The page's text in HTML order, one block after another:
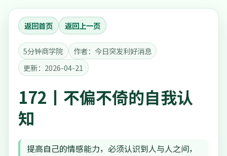
返回首页 返回上一页
5分钟商学院
作者：今日突发利好消息
更新：2026-04-21
172丨不偏不倚的自我认
知
提高自己的情感能力，必须认识到人与人之间，